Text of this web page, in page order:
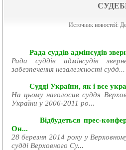
Источник новостей:
Рада суддів адмінсудів
Рада суддів адмінсудів
забезпечення незалежності судд...
Судді України, як і все
На цьому наголосив суддя
України у 2006-2011 ро...
Відбудеться прес-
Он...
28 березня 2014 року у
судді Верховного Су...